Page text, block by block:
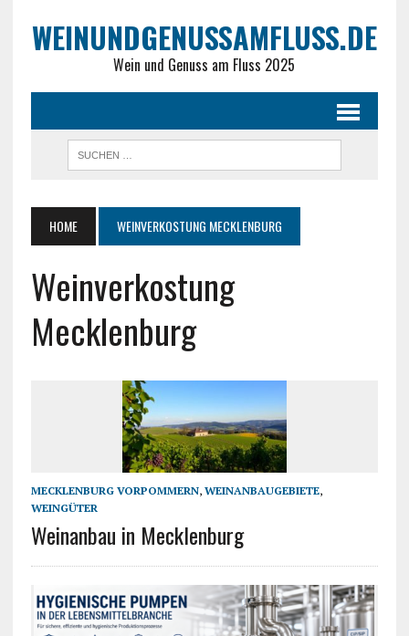
WEINUNDGENUSSAMFLUSS.DE
Wein und Genuss am Fluss 2025
HOME WEINVERKOSTUNG MECKLENBURG
Weinverkostung
Mecklenburg
MECKLENBURG VORPOMMERN, WEINANBAUGEBIETE,
WEINGÜTER
Weinanbau in Mecklenburg